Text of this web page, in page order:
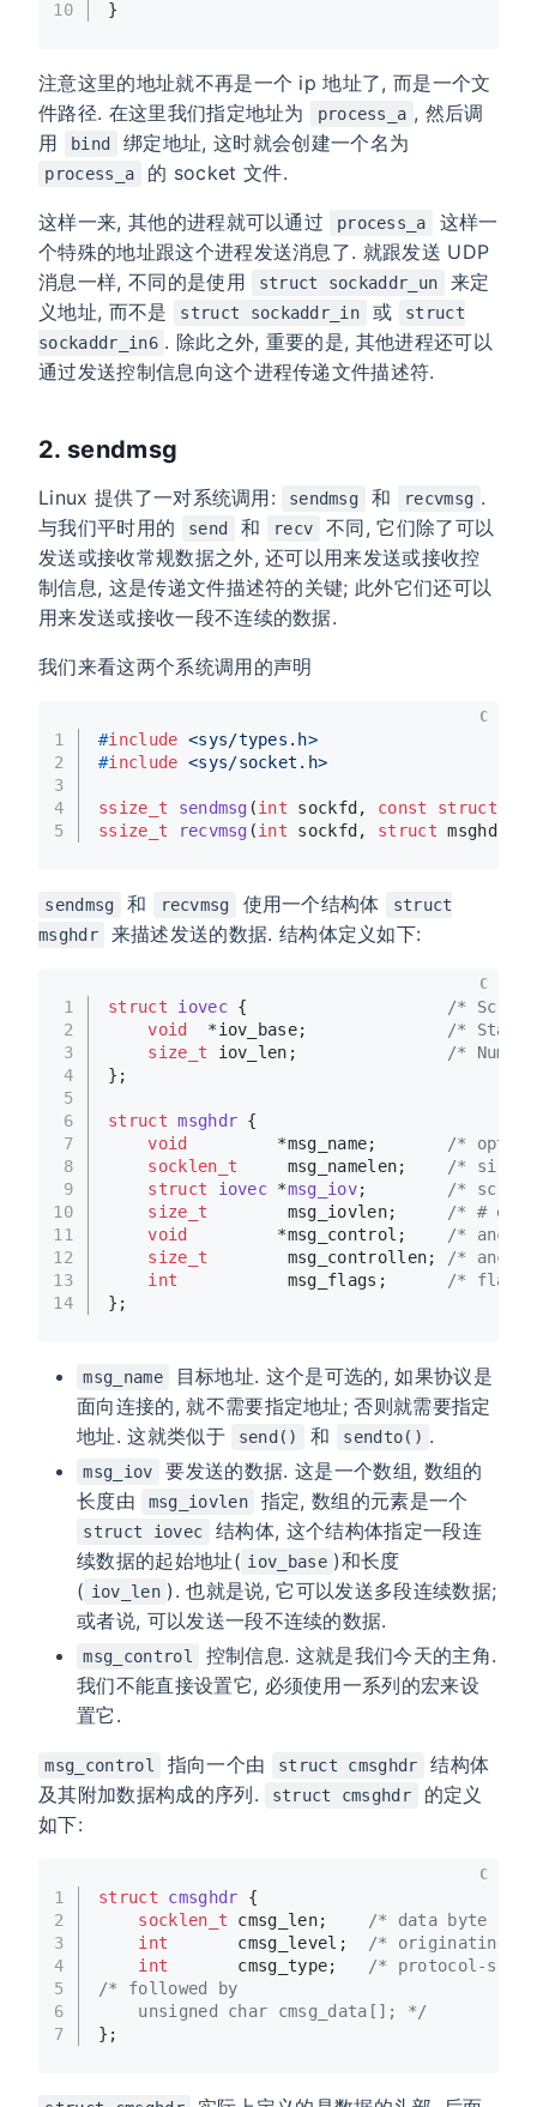
10
}
注意这里的地址就不再是一个 ip 地址了, 而是一个文
件路径. 在这里我们指定地址为
process_a , 然后调
用
bind 绑定地址, 这时就会创建一个名为
process_a 的 socket 文件.
这样一来, 其他的进程就可以通过 process_a
这样一
个特殊的地址跟这个进程发送消息了. 就跟发送 UDP
消息一样, 不同的是使用
struct sockaddr_un
来定
义地址, 而不是
struct sockaddr_in 或
struct
sockaddr_in6 . 除此之外, 重要的是, 其他进程还可以
通过发送控制信息向这个进程传递文件描述符.
2. sendmsg
Linux 提供了一对系统调用: sendmsg 和 recvmsg .
与我们平时用的
send 和 recv
不同, 它们除了可以
发送或接收常规数据之外, 还可以用来发送或接收控
制信息, 这是传递文件描述符的关键; 此外它们还可以
用来发送或接收一段不连续的数据.
我们来看这两个系统调用的声明
1
2
3
4
5
#include <sys/types.h>
#include <sys/socket.h>
ssize_t sendmsg (int sockfd, const struct
ssize_t
recvmsg (int sockfd, struct msghdr
C
sendmsg 和 recvmsg 使用一个结构体
struct
msghdr
来描述发送的数据. 结构体定义如下:
1
2
3
4
5
6
7
8
9
10
11
12
13
14
struct iovec {
/*
void
  *iov_base;
/*
size_t iov_len;
/*
};
struct msghdr {
void
         *msg_name;
/*
socklen_t
     msg_namelen;
/* size
struct
iovec *msg_iov;
/*
size_t
        msg_iovlen;
/* #
void
         *msg_control;
/*
size_t
        msg_controllen;
/*
int
           msg_flags;
/* flags
};
C
msg_name
目标地址. 这个是可选的, 如果协议是
面向连接的, 就不需要指定地址; 否则就需要指定
地址. 这就类似于
send() 和 sendto() .
msg_iov
要发送的数据. 这是一个数组, 数组的
长度由
msg_iovlen 指定, 数组的元素是一个
struct iovec
结构体, 这个结构体指定一段连
续数据的起始地址( iov_base )和长度
( iov_len ). 也就是说, 它可以发送多段连续数据;
或者说, 可以发送一段不连续的数据.
msg_control
控制信息. 这就是我们今天的主角.
我们不能直接设置它, 必须使用一系列的宏来设
置它.
msg_control 指向一个由 struct cmsghdr
结构体
及其附加数据构成的序列.
struct cmsghdr
的定义
如下:
1
2
3
4
5
6
7
struct cmsghdr {
socklen_t cmsg_len;
/* data byte
int
       cmsg_level;
/* originating
int
       cmsg_type;
/* protocol-
/* followed by
    unsigned char cmsg_data[]; */
};
C